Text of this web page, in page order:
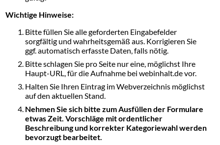
Wichtige Hinweise:
Bitte füllen Sie alle geforderten Eingabefelder
sorgfältig und wahrheitsgemäß aus. Korrigieren Sie
ggf. automatisch erfasste Daten, falls nötig.
Bitte schlagen Sie pro Seite nur eine, möglichst Ihre
Haupt-URL, für die Aufnahme bei webinhalt.de vor.
Halten Sie Ihren Eintrag im Webverzeichnis möglichst
auf den aktuellen Stand.
Nehmen Sie sich bitte zum Ausfüllen der Formulare
etwas Zeit. Vorschläge mit ordentlicher
Beschreibung und korrekter Kategoriewahl werden
bevorzugt bearbeitet.